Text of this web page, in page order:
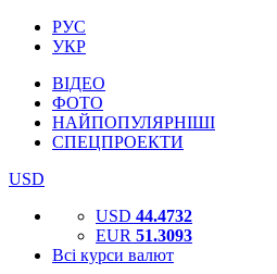
РУС
УКР
ВІДЕО
ФОТО
НАЙПОПУЛЯРНІШІ
СПЕЦПРОЕКТИ
USD
USD 44.4732
EUR 51.3093
Всі курси валют